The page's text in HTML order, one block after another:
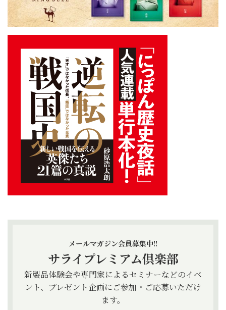
メールマガジン会員募集中!!
サライプレミアム倶楽部
新製品体験会や専門家によるセミナーなどのイベ
ント、プレゼント企画にご参加・ご応募いただけ
ます。